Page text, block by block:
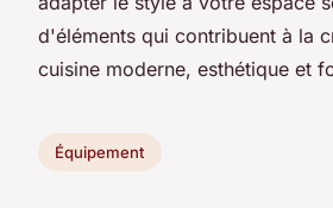
d'éléments qui contribuent à la
cuisine moderne, esthétique et
Équipement